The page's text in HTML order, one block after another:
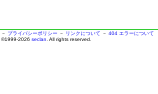
－ プライバシーポリシー － リンクについて － 404 エラーについて
©1999-2026 seclan . All rights reserved.